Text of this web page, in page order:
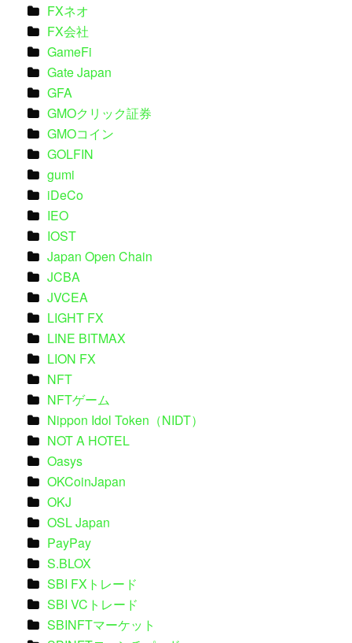
FXネオ
FX会社
GameFi
Gate Japan
GFA
GMOクリック証券
GMOコイン
GOLFIN
gumi
iDeCo
IEO
IOST
Japan Open Chain
JCBA
JVCEA
LIGHT FX
LINE BITMAX
LION FX
NFT
NFTゲーム
Nippon Idol Token（NIDT）
NOT A HOTEL
Oasys
OKCoinJapan
OKJ
OSL Japan
PayPay
S.BLOX
SBI FXトレード
SBI VCトレード
SBINFTマーケット